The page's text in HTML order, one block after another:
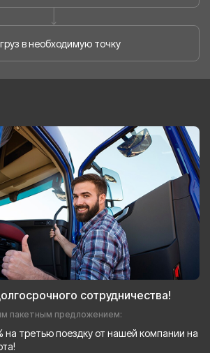
в необходимую точку
сотрудничества!
пакетным предложением:
на третью поездку от нашей компании на